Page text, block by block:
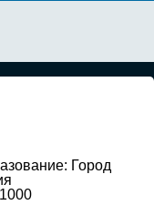
Город